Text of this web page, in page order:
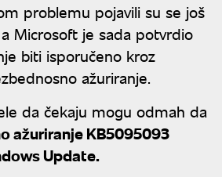
problemu pojavili su se još
Microsoft je sada potvrdio
biti isporučeno kroz
ažuriranje.
da čekaju mogu odmah da
ažuriranje KB5095093
Update.